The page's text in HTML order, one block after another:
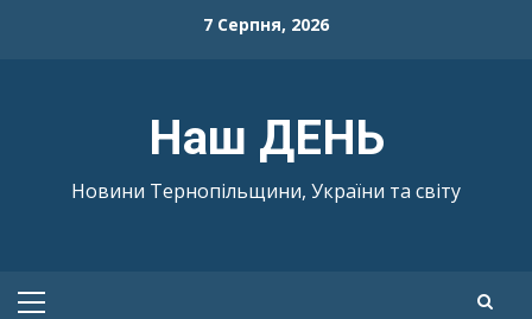
7 Серпня, 2026
Наш ДЕНЬ
Новини Тернопільщини, України та світу
Primary